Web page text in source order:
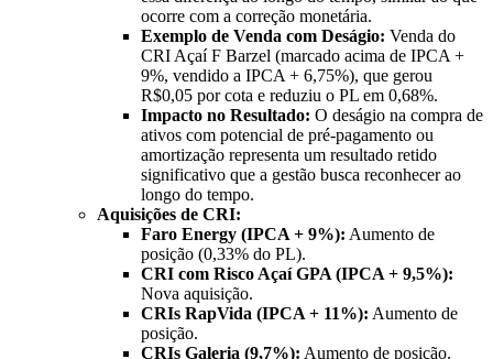
ocorre com a correção monetária.
Exemplo de Venda com Deságio: Venda do
CRI Açaí F Barzel (marcado acima de IPCA +
9%, vendido a IPCA + 6,75%), que gerou
R$0,05 por cota e reduziu o PL em 0,68%.
Impacto no Resultado: O deságio na compra de
ativos com potencial de pré-pagamento ou
amortização representa um resultado retido
significativo que a gestão busca reconhecer ao
longo do tempo.
Aquisições de CRI:
Faro Energy (IPCA + 9%): Aumento de
posição (0,33% do PL).
CRI com Risco Açaí GPA (IPCA + 9,5%):
Nova aquisição.
CRIs RapVida (IPCA + 11%): Aumento de
posição.
CRIs Galeria (9,7%): Aumento de posição.